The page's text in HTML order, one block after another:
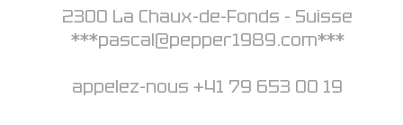
2300 La Chaux-de-Fonds - Suisse
***pascal@pepper1989.com***
appelez-nous +41 79 653 00 19